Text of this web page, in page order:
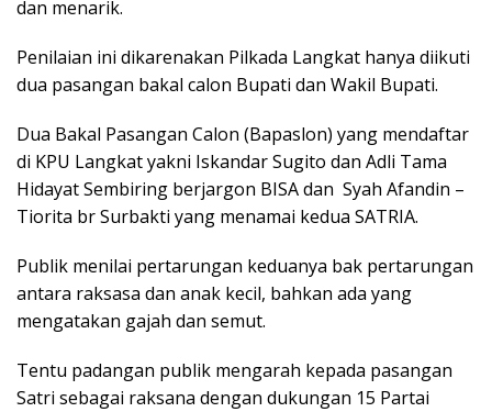
dan menarik.
Penilaian ini dikarenakan Pilkada Langkat hanya diikuti
dua pasangan bakal calon Bupati dan Wakil Bupati.
Dua Bakal Pasangan Calon (Bapaslon) yang mendaftar
di KPU Langkat yakni Iskandar Sugito dan Adli Tama
Hidayat Sembiring berjargon BISA dan Syah Afandin –
Tiorita br Surbakti yang menamai kedua SATRIA.
Publik menilai pertarungan keduanya bak pertarungan
antara raksasa dan anak kecil, bahkan ada yang
mengatakan gajah dan semut.
Tentu padangan publik mengarah kepada pasangan
Satri sebagai raksana dengan dukungan 15 Partai